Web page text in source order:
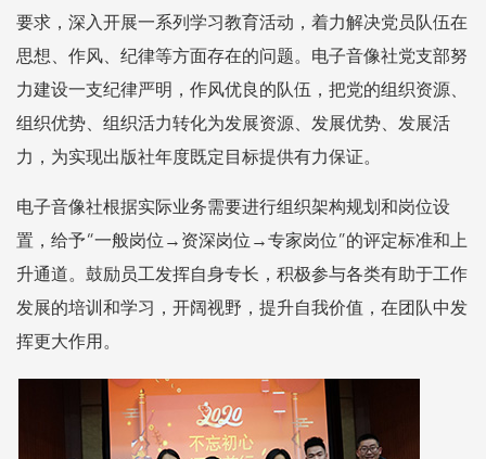
要求，深入开展一系列学习教育活动，着力解决党员队伍在
思想、作风、纪律等方面存在的问题。电子音像社党支部努
力建设一支纪律严明，作风优良的队伍，把党的组织资源、
组织优势、组织活力转化为发展资源、发展优势、发展活
力，为实现出版社年度既定目标提供有力保证。
电子音像社根据实际业务需要进行组织架构规划和岗位设
置，给予“一般岗位→资深岗位→专家岗位”的评定标准和上
升通道。鼓励员工发挥自身专长，积极参与各类有助于工作
发展的培训和学习，开阔视野，提升自我价值，在团队中发
挥更大作用。